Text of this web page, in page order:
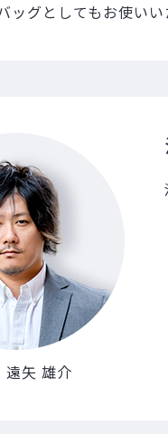
ッグとしてもお使い
矢 雄介